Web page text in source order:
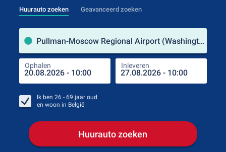
Huurauto zoeken Geavanceerd zoeken
Pullman-Moscow Regional Airport (Washington / Verenigde Staten)
Ophalen Inleveren
Ik ben 26 - 69 jaar oud
en woon in België
Huurauto zoeken